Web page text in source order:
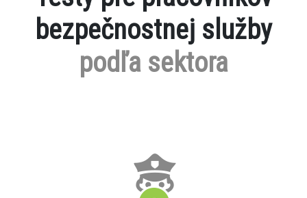
bezpečnostnej služby
podľa sektora